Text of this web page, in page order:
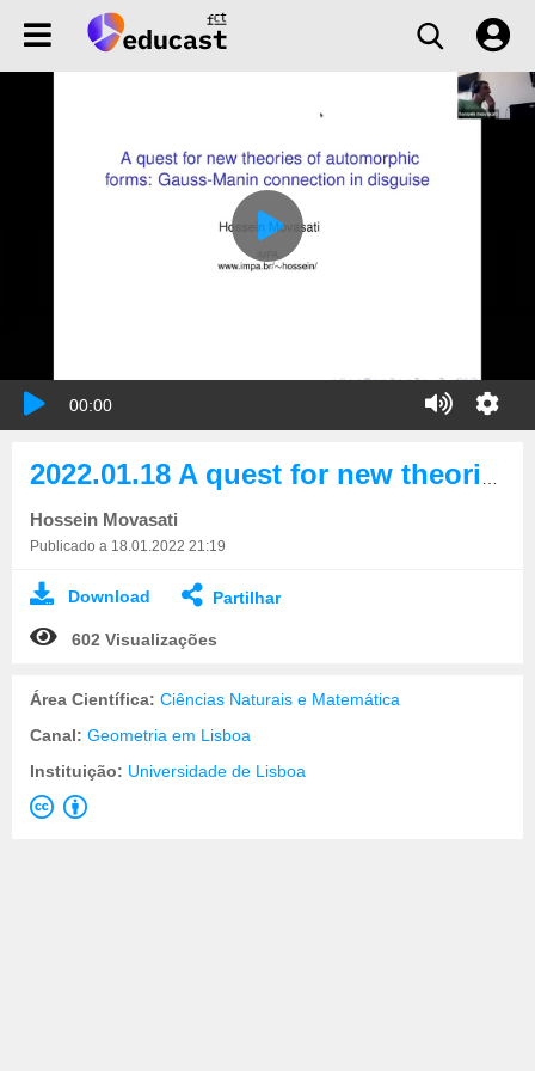
00:00
Hossein Movasati
Publicado a 18.01.2022 21:19
Download Partilhar
602 Visualizações
Área Científica: Ciências Naturais e Matemática
Canal: Geometria em Lisboa
Instituição: Universidade de Lisboa